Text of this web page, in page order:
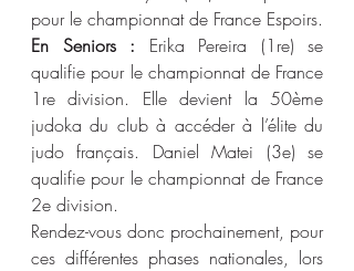
pour le championnat de France Espoirs.
En Seniors : Erika Pereira (1re) se
qualifie pour le championnat de France
1re division. Elle devient la 50ème
judoka du club à accéder à l’élite du
judo français. Daniel Matei (3e) se
qualifie pour le championnat de France
2e division.
Rendez-vous donc prochainement, pour
ces différentes phases nationales, lors